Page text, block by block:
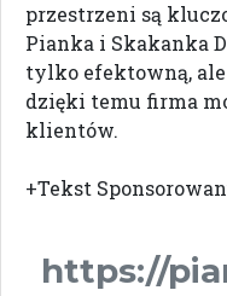
przestrzeni są
Pianka i Skakanka
tylko efektowną,
dzięki temu firma
klientów.
+Tekst
https://